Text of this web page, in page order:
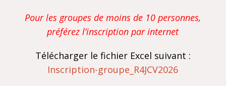
Pour les groupes de moins de 10 personnes,
préférez l’inscription par internet
Télécharger le fichier Excel suivant :
Inscription-groupe_R4JCV2026